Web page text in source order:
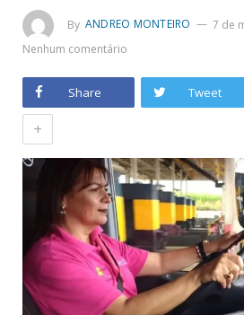
By ANDREO MONTEIRO
7 de
Nenhum comentário
Share Tweet
+